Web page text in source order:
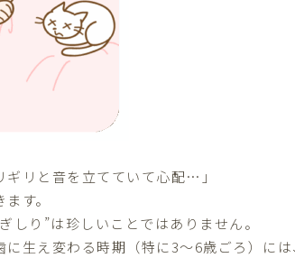
ギリと音を立てていて心配…」
す。
しり”は珍しいことではありません。
に生え変わる時期（特に3〜6歳ごろ）に